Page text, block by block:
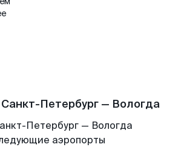
Петербург — Вологда
Петербург — Вологда
аэропорты